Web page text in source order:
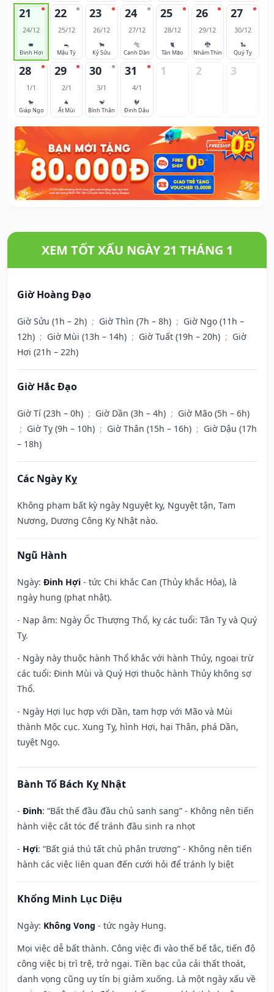
21
24/12
🐖
Đinh Hợi
22
25/12
🐀
Mậu Tý
23
26/12
🐂
Kỷ Sửu
24
27/12
🐅
Canh Dần
25
28/12
🐈
Tân Mão
26
29/12
🐉
Nhâm Thìn
27
30/12
🐍
Quý Tỵ
28
1/1
🐎
Giáp Ngọ
29
2/1
🐐
Ất Mùi
30
3/1
🐒
Bính Thân
31
4/1
🐓
Đinh Dậu
1 2 3
XEM TỐT XẤU NGÀY 21 THÁNG 1
Giờ Hoàng Đạo
Giờ Sửu (1h – 2h) ; Giờ Thìn (7h – 8h) ; Giờ Ngọ (11h –
12h) ; Giờ Mùi (13h – 14h) ; Giờ Tuất (19h – 20h) ; Giờ
Hợi (21h – 22h)
Giờ Hắc Đạo
Giờ Tí (23h – 0h) ; Giờ Dần (3h – 4h) ; Giờ Mão (5h – 6h)
; Giờ Tỵ (9h – 10h) ; Giờ Thân (15h – 16h) ; Giờ Dậu (17h
– 18h)
Các Ngày Kỵ
Không phạm bất kỳ ngày Nguyệt kỵ, Nguyệt tận, Tam
Nương, Dương Công Kỵ Nhật nào.
Ngũ Hành
Ngày: Đinh Hợi - tức Chi khắc Can (Thủy khắc Hỏa), là
ngày hung (phạt nhật).
- Nạp âm: Ngày Ốc Thượng Thổ, kỵ các tuổi: Tân Tỵ và Quý
Tỵ.
- Ngày này thuộc hành Thổ khắc với hành Thủy, ngoại trừ
các tuổi: Đinh Mùi và Quý Hợi thuộc hành Thủy không sợ
Thổ.
- Ngày Hợi lục hợp với Dần, tam hợp với Mão và Mùi
thành Mộc cục. Xung Tỵ, hình Hợi, hại Thân, phá Dần,
tuyệt Ngọ.
Bành Tổ Bách Kỵ Nhật
- Đinh: “Bất thế đầu đầu chủ sanh sang” - Không nên tiến
hành việc cắt tóc để tránh đầu sinh ra nhọt
- Hợi: “Bất giá thú tất chủ phân trương” - Không nên tiến
hành các việc liên quan đến cưới hỏi để tránh ly biệt
Khổng Minh Lục Diệu
Ngày: Không Vong - tức ngày Hung.
Mọi việc dễ bất thành. Công việc đi vào thế bế tắc, tiến độ
công việc bị trì trệ, trở ngại. Tiền bạc của cải thất thoát,
danh vọng cũng uy tín bị giảm xuống. Là một ngày xấu về